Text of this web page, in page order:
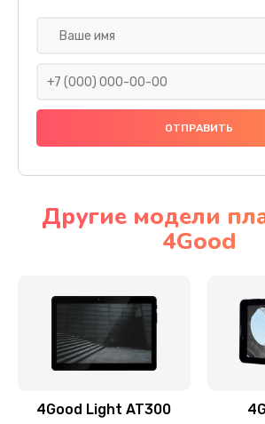
Другие модели
4Good
4Good Light AT300